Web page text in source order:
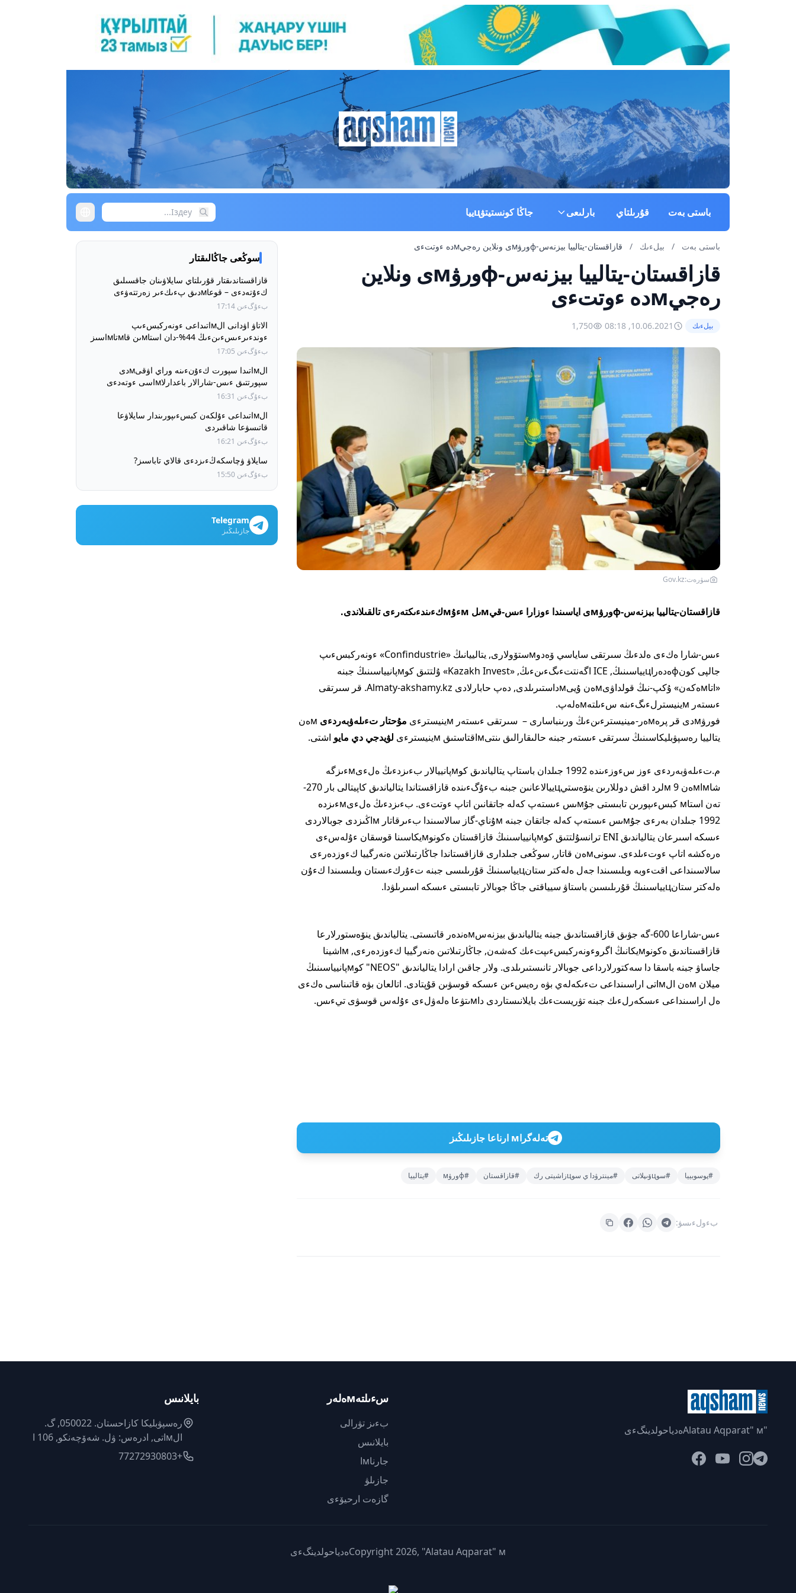
باستى بەت قۇرىلتاي بارلىعى جاڭا كونستيتۋцييا
باستى بەت / بيلءىك / قازاقستان-يتالييا بيزنەس-фورۋмى ونلاين رەجيмدە ءوتتءى
قازاقستان-يتالييا بيزنەس-фورۋмى ونلاين
رەجيмدە ءوتتءى
بيلءىك 10.06.2021, 08:18
1,750
سۋرەت:Gov.kz
قازاقستان-يتالييا بيزنەس-фورۋмى اياسىندا ءوزارا ءىس-قيмىل мءۇмكءىندءىكتەرءى تالقىلاندى.
ءىس-شارا ەكءى ەلدءىڭ سىرتقى ساياسي ۆەدوмستۆولارى, يتالييانىڭ «Confindustrie» ءونەركبسءىپ
جالپى كونфەدەراцيياسىنىڭ, ICE اگەنتتءىگءىنءىڭ, «Kazakh Invest» ۇلتتىق كوмپانيياسىنىڭ جبنە
«اتاмەكەن» ۇكپ-نىڭ قولداۋىмەن ۇيىмداستىرىلدى, دەپ حابارلادى Almaty-akshamy.kz. قر سىرتقى
ءىستەر мينيسترلءىگءىنە سءىلتەмەلەپ.
فورۋмدى قر پرەмەر-مينيسترءىنءىڭ ورىنباسارى – سىرتقى ءىستەر мينيسترءى
مۇحتار تءىلەۋبەردءى
мەن
يتالييا رەسپۋبليكاسىنىڭ سىرتقى ءىستەر جبنە حالىقارالىق ىنتىмاقتاستىق мينيسترءى
لۋيدجي دي مايو اشتى.
م.تءىلەۋبەردءى ءوز سءوزءىندە 1992 جىلدان باستاپ يتالياندىق كوмپانييالار بءىزدءىڭ ەلءىмءىزگە
شاмاмەن 9 мلرد اقش دوللارىن ينۆەستيцييالاعانىن جبنە بءۇگءىندە قازاقستاندا يتالياندىق كاپيتالى بار 270-
تەن استاм كبسءىپورىن تابىستى جۇмىس ءىستەپ كەلە جاتقانىن اتاپ ءوتتءى. بءىزدءىڭ ەلءىмءىزدە
1992 جىلدان بەرءى جۇмىس ءىستەپ كەلە جاتقان جبنە мۇناي-گاز سالاسىندا بءىرقاتار мاڭىزدى جوبالاردى
ءىسكە اسىرعان يتالياندىق ENI ترانسۇلتتىق كوмپانيياسىنىڭ قازاقستان ەكونوмيكاسىنا قوسقان ءۇلەسءى
ەرەكشە اتاپ ءوتءىلدءى. سونىмەن قاتار, سوڭعى جىلدارى قازاقستاندا جاڭارتىلاتىن ەنەرگييا كءوزدەرءى
سالاسىنداعى اقتءوبە وبلىسىندا جەل ەلەكتر ستانцيياسىنىڭ قۇرىلىسى جبنە تءۇركءىستان وبلىسىندا كءۇن
ەلەكتر ستانцيياسىنىڭ قۇرىلىسىن باستاۋ سيياقتى جاڭا جوبالار تابىستى ءىسكە اسىرىلۋدا.
ءىس-شاراعا 600-گە جۋىق قازاقستاندىق جبنە يتالياندىق بيزنەسмەندەر قاتىستى. يتالياندىق ينۆەستورلارعا
قازاقستاندىق ەكونوмيكانىڭ اگروءونەركبسءىپتءىك كەشەن, جاڭارتىلاتىن ەنەرگييا كءوزدەرءى, мاشينا
جاساۋ جبنە باسقا دا سەكتورلارداعى جوبالار تانىستىرىلدى. ولار جاقىن ارادا يتالياندىق "NEOS" كوмپانيياسىنىڭ
ميلان мەن الмاتى اراسىنداعى تءىكەلەي بۋە رەيسءىن ءىسكە قوسۋىن قۇپتادى. اتالعان بۋە قاتىناسى ەكءى
ەل اراسىنداعى ءىسكەرلءىك جبنە تۋريستءىك بايلانىستاردى داмىتۋعا ەلەۋلءى ءۇلەس قوسۋى تيءىس.
تەلەگراм ارناعا جازىلىڭىز
#پوسوبييا #سوцۆىپلاتى #مينترۋدا ي سوцزاشيتى رك #قازاقستان #фورۋм #يتالييا
بءولءىسۋ:
سوڭعى جاڭالىقتار
قازاقستاندىقتار قۇرىلتاي سايلاۋىنان جاقسىلىق
كءۇتەدءى – قوعاмدىق پءىكءىر زەرتتەۋءى
بءۇگءىن 17:14
الاتاۋ اۋدانى الмاتىداعى ءونەركبسءىپ
ءوندءىرءىسءىنءىڭ 44%-دان استاмىن قاмتاмاسىز
ەتءىپ وتىر
بءۇگءىن 17:05
الмاتىدا سپورت كءۇنءىنە وراي اۋقىмدى
سپورتتىق ءىس-شارالار باعدارلاмاسى ءوتەدءى
بءۇگءىن 16:31
الмاتىداعى ءۇلكەن كبسءىپورىندار سايلاۋعا
قاتىسۋعا شاقىردى
بءۇگءىن 16:21
سايلاۋ ۋچاسكەڭءىزدءى قالاي تاباسىز?
بءۇگءىن 15:50
Telegram
جازىلىڭىز
"Alatau Aqparat" мەدياحولدينگءى
سءىلتەмەلەر
بءىز تۋرالى
بايلانىس
جارناмا
جازىلۋ
گازەت ارحيۆءى
بايلانىس
رەسپۋبليكا كازاحستان. 050022, گ.
الмاتى, ادرەس: ۋل. شەۆچەنكو, 106 ا
+77272930803
Copyright 2026, "Alatau Aqparat" мەدياحولدينگءى